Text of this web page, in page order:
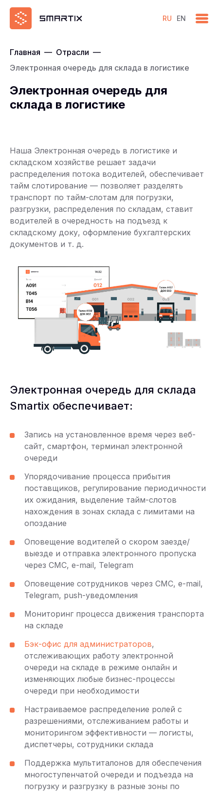
RU EN
Главная — Отрасли —
Электронная очередь для склада в логистике
Электронная очередь для
склада в логистике
Наша Электронная очередь в логистике и
складском хозяйстве решает задачи
распределения потока водителей, обеспечивает
тайм слотирование — позволяет разделять
транспорт по тайм-слотам для погрузки,
разгрузки, распределения по складам, ставит
водителей в очередность на подъезд к
складскому доку, оформление бухгалтерских
документов и т. д.
Электронная очередь для склада
Smartix обеспечивает:
Запись на установленное время через веб-
сайт, смартфон, терминал электронной
очереди
Упорядочивание процесса прибытия
поставщиков, регулирование периодичности
их ожидания, выделение тайм-слотов
нахождения в зонах склада с лимитами на
опоздание
Оповещение водителей о скором заезде/
выезде и отправка электронного пропуска
через СМС, e-mail, Telegram
Оповещение сотрудников через СМС, e-mail,
Telegram, push-уведомления
Мониторинг процесса движения транспорта
на складе
Бэк-офис для администраторов,
отслеживающих работу электронной
очереди на складе в режиме онлайн и
изменяющих любые бизнес-процессы
очереди при необходимости
Настраиваемое распределение ролей с
разрешениями, отслеживанием работы и
мониторингом эффективности — логисты,
диспетчеры, сотрудники склада
Поддержка мультиталонов для обеспечения
многоступенчатой очереди и подъезда на
погрузку и разгрузку в разные зоны по